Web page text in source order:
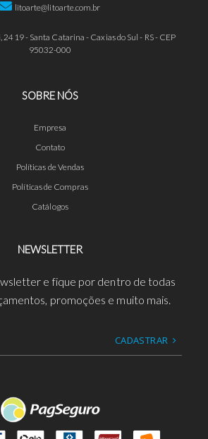
litoarte@litoarte.com.br
2419 - Santa Catarina - Caxias do Sul - RS - CEP
95032-000
SOBRE NÓS
Empresa
Contato
Políticas de Vendas
Políticas de Compras
Catálogos
NEWSLETTER
e fique por dentro de todas
promoções e muito mais.
CADASTRAR